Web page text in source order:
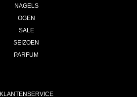
NAGELS
OGEN
SALE
SEIZOEN
PARFUM
KLANTENSERVICE